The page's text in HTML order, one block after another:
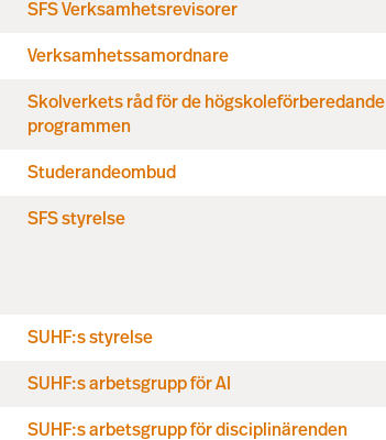
SFS Verksamhetsrevisorer
Verksamhetssamordnare
Skolverkets råd för de högskoleförberedande
programmen
Studerandeombud
SFS styrelse
SUHF:s styrelse
SUHF:s arbetsgrupp för AI
SUHF:s arbetsgrupp för disciplinärenden